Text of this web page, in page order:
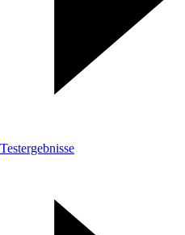
Testergebnisse